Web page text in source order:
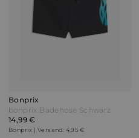
Bonprix
bonprix Badehose Schwarz
14,99 €
Bonprix | Versand: 4,95 €